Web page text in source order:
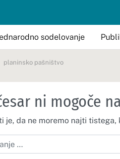
sodelovanje
planinsko pašništvo
ni mogoče
je, da ne moremo najti